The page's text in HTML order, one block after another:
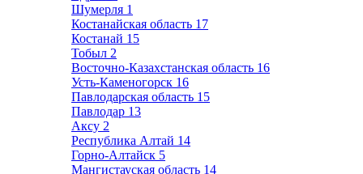
Шумерля 1
Костанайская область 17
Костанай 15
Тобыл 2
Восточно-Казахстанская область 16
Усть-Каменогорск 16
Павлодарская область 15
Павлодар 13
Аксу 2
Республика Алтай 14
Горно-Алтайск 5
Мангистауская область 14